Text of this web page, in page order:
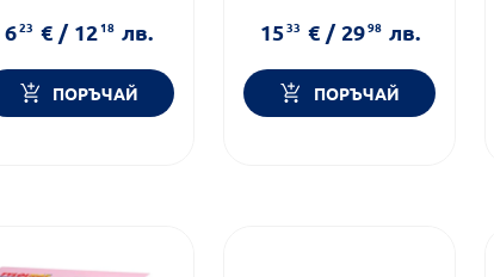
623 € / 1218 лв.
ПОРЪЧАЙ
Форма на продукта:
1533 € / 2998 лв.
ПОРЪЧАЙ